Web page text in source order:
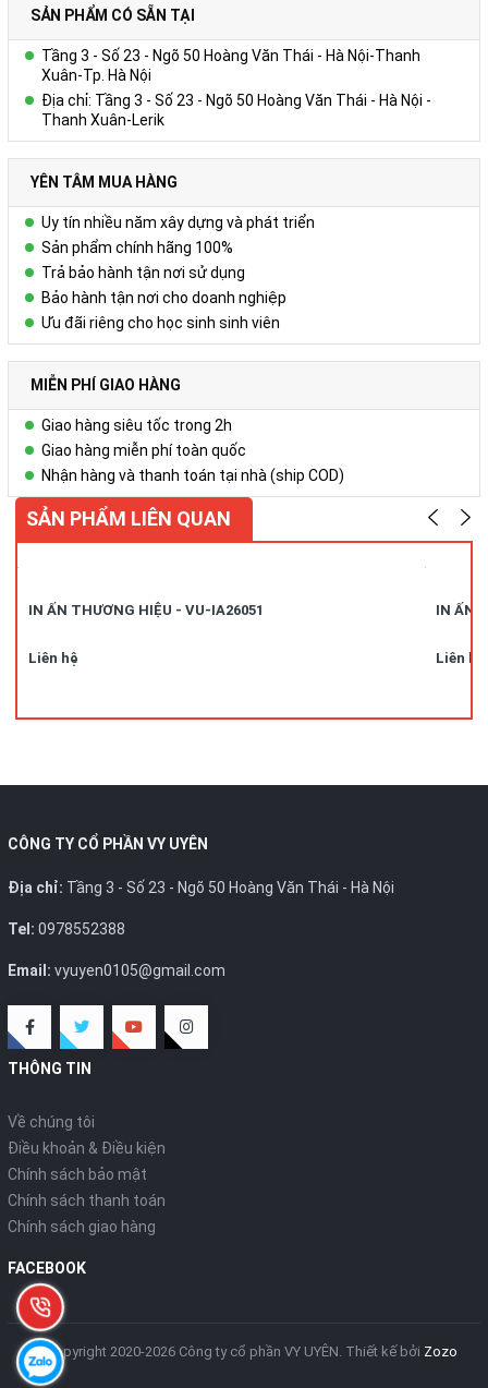
trọng và đẳng cấp Thông qua sản phẩm Sổ bìa da – Bộ quà
Vui lòng liên hệ Ms. Uyên để được tư vấn thêm.
HOTLINE: 0978.552.388/ 024 6260 5496
SẢN PHẨM CÓ SẴN TẠI
Tầng 3 - Số 23 - Ngõ 50 Hoàng Văn Thái - Hà Nội-Thanh
Xuân-Tp. Hà Nội
Địa chỉ: Tầng 3 - Số 23 - Ngõ 50 Hoàng Văn Thái - Hà Nội -
Thanh Xuân-Lerik
YÊN TÂM MUA HÀNG
Uy tín nhiều năm xây dựng và phát triển
Sản phẩm chính hãng 100%
Trả bảo hành tận nơi sử dụng
Bảo hành tận nơi cho doanh nghiệp
Ưu đãi riêng cho học sinh sinh viên
MIỄN PHÍ GIAO HÀNG
Giao hàng siêu tốc trong 2h
Giao hàng miễn phí toàn quốc
Nhận hàng và thanh toán tại nhà (ship COD)
SẢN PHẨM LIÊN QUAN
IN ẤN THƯƠNG HIỆU - VU-IA26051
Liên hệ
IN ẤN
Liên hệ
CÔNG TY CỔ PHẦN VY UYÊN
Địa chỉ: Tầng 3 - Số 23 - Ngõ 50 Hoàng Văn Thái - Hà Nội
Tel: 0978552388
Email: vyuyen0105@gmail.com
THÔNG TIN
Về chúng tôi
Điều khoản & Điều kiện
Chính sách bảo mật
Chính sách thanh toán
Chính sách giao hàng
FACEBOOK
© Copyright 2020-2026 Công ty cổ phần VY UYÊN. Thiết kế bởi Zozo